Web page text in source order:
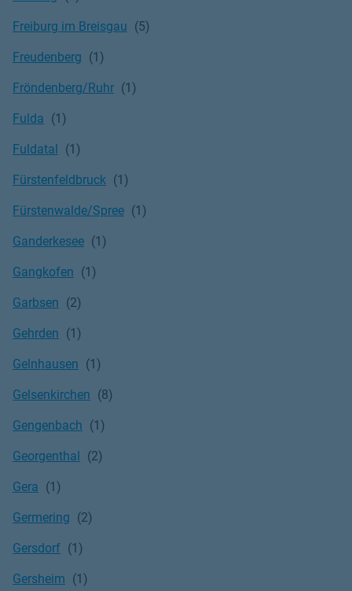
Freiburg im Breisgau
Freudenberg
Fröndenberg/Ruhr
Fulda
Fuldatal
Fürstenfeldbruck
Fürstenwalde/Spree
Ganderkesee
Gangkofen
Garbsen
Gehrden
Gelnhausen
Gelsenkirchen
Gengenbach
Georgenthal
Gera
Germering
Gersdorf
Gersheim